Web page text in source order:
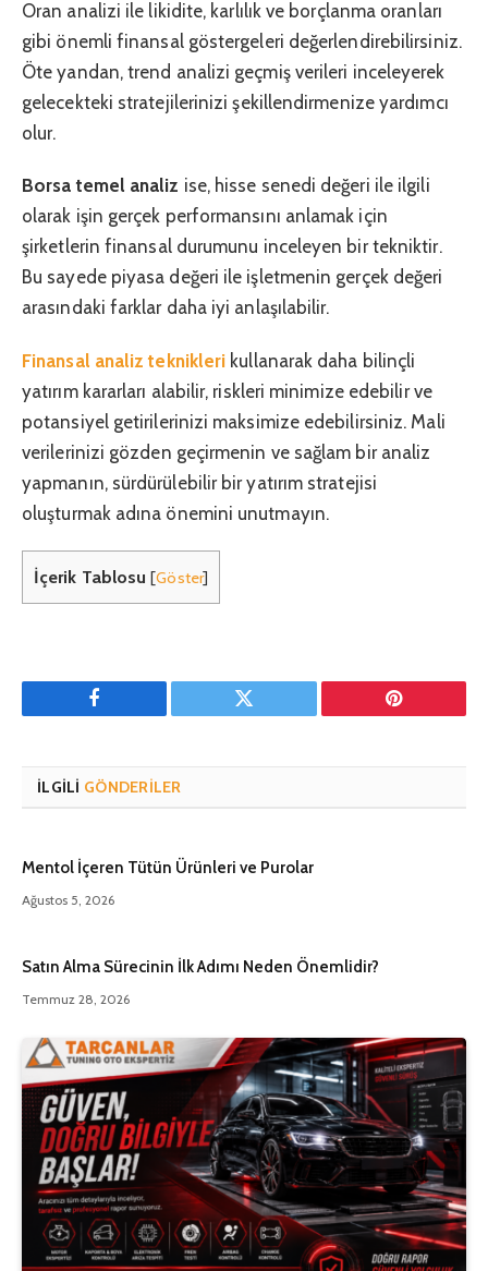
Oran analizi ile likidite, karlılık ve borçlanma oranları
gibi önemli finansal göstergeleri değerlendirebilirsiniz.
Öte yandan, trend analizi geçmiş verileri inceleyerek
gelecekteki stratejilerinizi şekillendirmenize yardımcı
olur.
Borsa temel analiz ise, hisse senedi değeri ile ilgili
olarak işin gerçek performansını anlamak için
şirketlerin finansal durumunu inceleyen bir tekniktir.
Bu sayede piyasa değeri ile işletmenin gerçek değeri
arasındaki farklar daha iyi anlaşılabilir.
Finansal analiz teknikleri kullanarak daha bilinçli
yatırım kararları alabilir, riskleri minimize edebilir ve
potansiyel getirilerinizi maksimize edebilirsiniz. Mali
verilerinizi gözden geçirmenin ve sağlam bir analiz
yapmanın, sürdürülebilir bir yatırım stratejisi
oluşturmak adına önemini unutmayın.
İçerik Tablosu [Göster]
Facebook Twitter Pinterest'in
İLGILI GÖNDERILER
Mentol İçeren Tütün Ürünleri ve Purolar
Ağustos 5, 2026
Satın Alma Sürecinin İlk Adımı Neden Önemlidir?
Temmuz 28, 2026